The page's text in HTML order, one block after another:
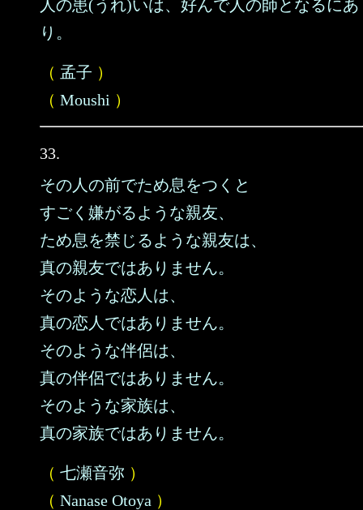
人の患(うれ)いは、好んで人の師となるにあ
り。
（ 孟子 ）
（ Moushi ）
33.
その人の前でため息をつくと
すごく嫌がるような親友、
ため息を禁じるような親友は、
真の親友ではありません。
そのような恋人は、
真の恋人ではありません。
そのような伴侶は、
真の伴侶ではありません。
そのような家族は、
真の家族ではありません。
（ 七瀬音弥 ）
（ Nanase Otoya ）